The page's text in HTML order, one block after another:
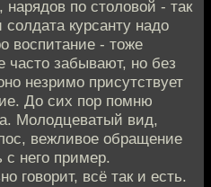
нарядов по столовой - так
курсанту надо
воспитание - тоже
часто забывают, но без
незримо присутствует
До сих пор помню
Молодцеватый вид,
вежливое обращение
с него пример.
говорит, всё так и есть.